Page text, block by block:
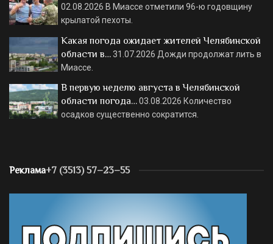
02.08.2026 В Миассе отметили 96-ю годовщину
крылатой пехоты.
Какая погода ожидает жителей Челябинской
области в…31.07.2026 Дожди продолжат лить в
Миассе.
В первую неделю августа в Челябинской
области погода…03.08.2026 Количество
осадков существенно сократится.
Реклама+7 (3513) 57–23–55